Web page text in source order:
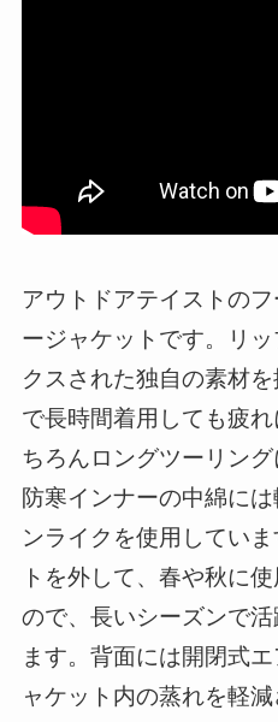
アウトドアテイストの
ージャケットです。リ
クスされた独自の素材
で長時間着用しても疲
ちろんロングツーリン
防寒インナーの中綿に
ンライクを使用してい
トを外して、春や秋に
ので、長いシーズンで
ます。背面には開閉式
ャケット内の蒸れを軽